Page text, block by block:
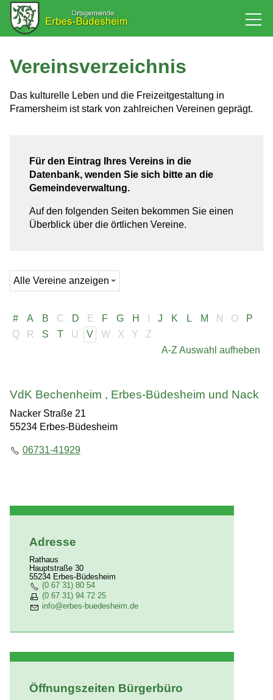
Rathaus
Bürgerservice
Leben
Veranstaltungen
Gaststätten
Dorferneuerung
Wirtschaft
Ausgrabungen
Vereinsverzeichnis
Das kulturelle Leben und die Freizeitgestaltung in
Framersheim ist stark von zahlreichen Vereinen geprägt.
Für den Eintrag Ihres Vereins in die
Datenbank, wenden Sie sich bitte an die
Gemeindeverwaltung.
Auf den folgenden Seiten bekommen Sie einen
Überblick über die örtlichen Vereine.
# A B C D E F G H J K L M N O
P
Q
R S T U V W X Y
Z
A-Z Auswahl aufheben
VdK Bechenheim , Erbes-Büdesheim und Nack
Nacker Straße 21
55234 Erbes-Büdesheim
06731-41929
Adresse
Rathaus
Hauptstraße 30
55234 Erbes-Büdesheim
(0 67 31) 80 54
(0 67 31) 94 72 25
nf
rb s-b d sh m d
Öffnungszeiten Bürgerbüro